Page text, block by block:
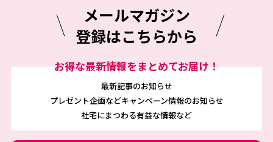
メールマガジン
登録はこちらから
お得な最新情報をまとめてお届け！
最新記事のお知らせ
プレゼント企画などキャンペーン情報のお知らせ
社宅にまつわる有益な情報など